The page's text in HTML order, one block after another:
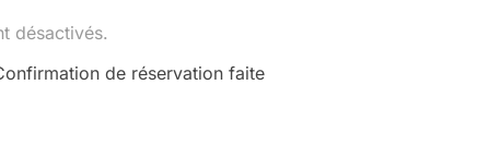
désactivés.
de réservation faite